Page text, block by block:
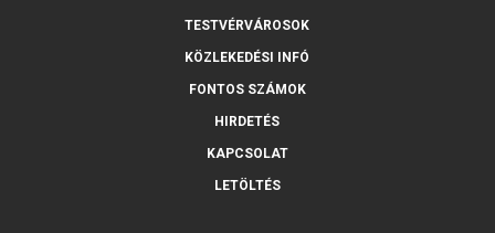
TESTVÉRVÁROSOK
KÖZLEKEDÉSI INFÓ
FONTOS SZÁMOK
HIRDETÉS
KAPCSOLAT
LETÖLTÉS